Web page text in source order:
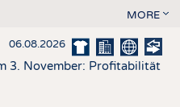
MORE
06.08.2026
3. November: Profitabilität